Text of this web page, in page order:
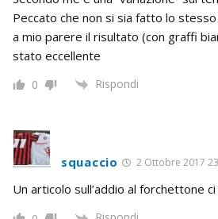
Peccato che non si sia fatto lo
a mio parere il risultato (con graffi
stato eccellente
0 Rispondi
squaccio 2 Ottobre 2017
Un articolo sull’addio al forchettone